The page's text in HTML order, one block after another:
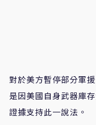
對於美方暫停部分軍
是因美國自身武器庫
證據支持此一說法。